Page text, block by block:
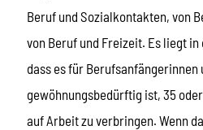
Beruf und Sozialkontakten, von
von Beruf und Freizeit. Es liegt
dass es für
gewöhnungsbedürftig ist, 35
auf Arbeit zu verbringen. Wenn